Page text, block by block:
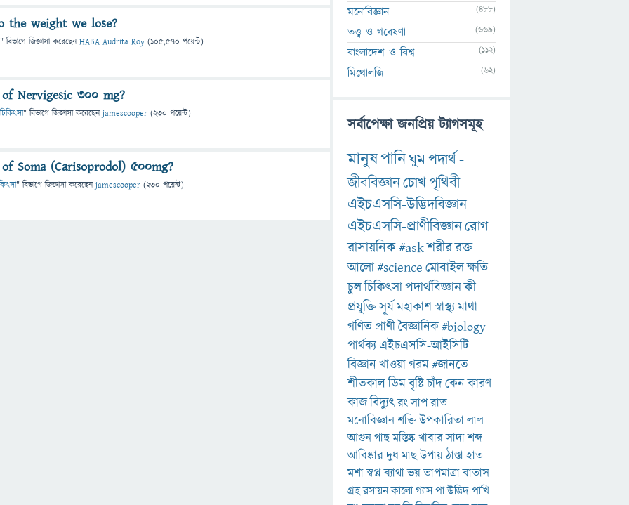
the weight we lose?
" বিভাগে জিজ্ঞাসাকরেছেনHABA Audrita Roy (105,570 পয়েন্ট)
Nervigesic 300 mg?
" বিভাগে জিজ্ঞাসাকরেছেনjamescooper (230 পয়েন্ট)
Soma (Carisoprodol) 500mg?
" বিভাগে জিজ্ঞাসাকরেছেনjamescooper (230 পয়েন্ট)
মনোবিজ্ঞান (488)
তত্ত্ব ও গবেষণা (669)
বাংলাদেশ ও বিশ্ব (112)
মিথোলজি (62)
সর্বাপেক্ষা জনপ্রিয় ট্যাগসমূহ
মানুষপানিঘুমপদার্থ-
জীববিজ্ঞানচোখপৃথিবী
এইচএসসি-উদ্ভিদবিজ্ঞান
এইচএসসি-প্রাণীবিজ্ঞানরোগ
রাসায়নিক#askশরীররক্ত
আলো#scienceমোবাইলক্ষতি
চুলচিকিৎসাপদার্থবিজ্ঞানকী
প্রযুক্তিসূর্যমহাকাশস্বাস্থ্যমাথা
গণিত প্রাণীবৈজ্ঞানিক#biology
পার্থক্য এইচএসসি-আইসিটি
বিজ্ঞানখাওয়াগরম#জানতে
শীতকালডিমবৃষ্টিচাঁদকেনকারণ
কাজবিদ্যুৎরংসাপরাত
মনোবিজ্ঞানশক্তিউপকারিতালাল
আগুনগাছমস্তিষ্কখাবারসাদাশব্দ
আবিষ্কারদুধমাছউপায়ঠাণ্ডাহাত
মশাস্বপ্নব্যাথাভয়তাপমাত্রাবাতাস
গ্রহরসায়নকালোগ্যাসপাউদ্ভিদপাখি